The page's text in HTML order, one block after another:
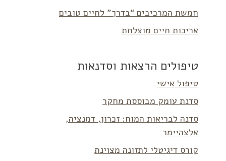
חמשת המרכיבים “בדרך” לחיים טובים
אריכות חיים מוצלחת
טיפולים הרצאות וסדנאות
טיפול אישי
סדנת עומק מבוססת מחקר
סדנה לבריאות המוח: זכרון, דמנציה,
אלצהיימר
קורס דיגיטלי לתזונה מצוינת